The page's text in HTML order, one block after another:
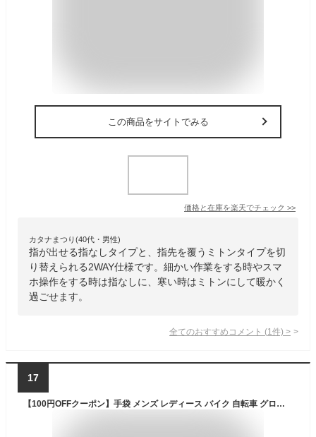
この商品をサイトでみる
価格と在庫を楽天でチェック >>
カタナまつり(40代・男性)
指が出せる指なしタイプと、指先を覆うミトンタイプを切
り替えられる2WAY仕様です。細かい作業をする時やスマ
ホ操作をする時は指なしに、寒い時はミトンにして暖かく
過ごせます。
全てのおすすめコメント (1 件) >
17
【100円OFFクーポン】手袋 メンズ レディース バイク 自転車 グローブ 防寒 防水 裏起毛 【3Mシンサレート高機能中綿素材】冬 アウトドア 全指 スマホ対応 防風 雪 冬用 スノーボード スキー スマートフォン対応 グローブ 撥水 冬物